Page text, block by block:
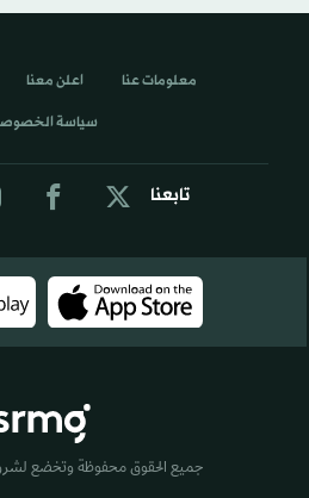
تابعنا
معلومات عنا اعلن معنا
سياسة
جميع الحقوق محفوظة وتخضع